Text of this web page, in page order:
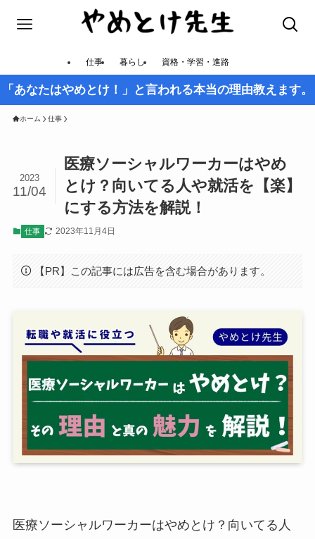
仕事 暮らし 資格・学習・進路
「あなたはやめとけ！」と言われる本当の理由教えます。
ホーム 仕事
医療ソーシャルワーカーはやめ
とけ？向いてる人や就活を【楽】
にする方法を解説！
2023
11/04
仕事 2023年11月4日
【PR】この記事には広告を含む場合があります。
医療ソーシャルワーカーはやめとけ？向いてる人